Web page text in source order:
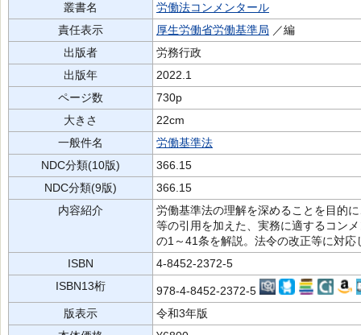
叢書名
労働法コンメンタール
責任表示
厚生労働省労働基準局 ／編
出版者
労務行政
出版年
2022.1
ページ数
730p
大きさ
22cm
一般件名
労働基準法
NDC分類(10版)
366.15
NDC分類(9版)
366.15
内容紹介
労働基準法の理解を深めることを目的
等の引用を加えた、実務に適するコン
の1～41条を解説。法令の改正等に対応
ISBN
4-8452-2372-5
ISBN13桁
978-4-8452-2372-5
版表示
令和3年版